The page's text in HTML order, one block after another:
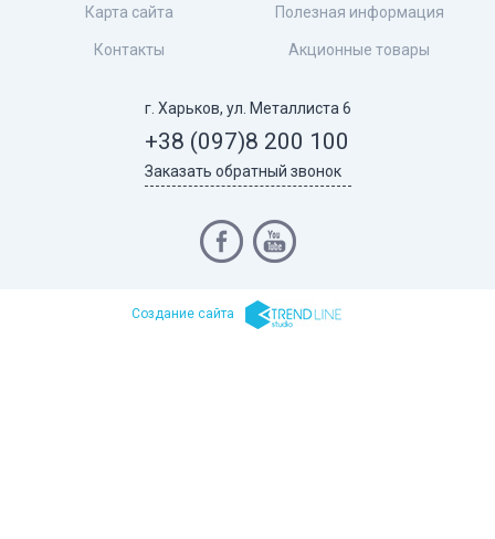
Карта сайта
Контакты
Полезная информация
Акционные товары
г. Харьков, ул. Металлиста 6
+38 (097)8 200 100
Заказать обратный звонок
Cоздание сайта